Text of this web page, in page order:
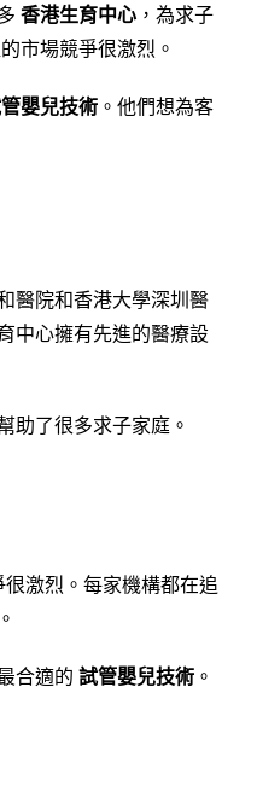
香港生育中心 ，為求子
市場競爭很激烈。
嬰兒技術 。他們想為客
醫院和香港大學深圳醫
中心擁有先進的醫療設
助了很多求子家庭。
激烈。每家機構都在追
合適的 試管嬰兒技術 。